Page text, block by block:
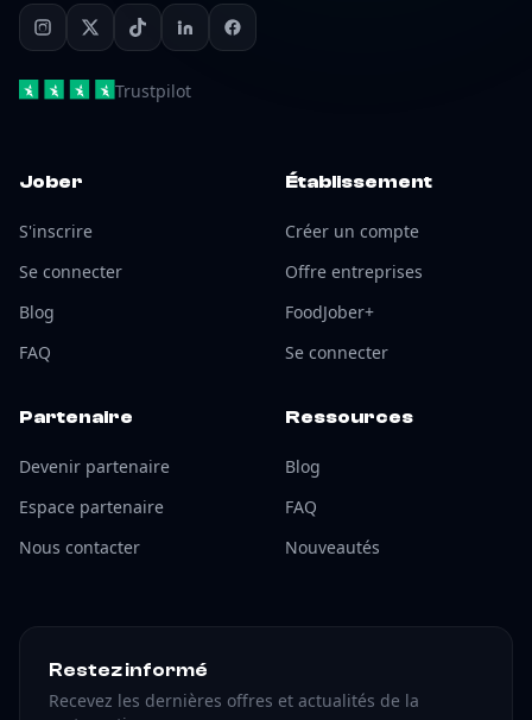
Trustpilot
Jober
S'inscrire
Se connecter
Blog
FAQ
Établissement
Créer un compte
Offre entreprises
FoodJober+
Se connecter
Partenaire
Devenir partenaire
Espace partenaire
Nous contacter
Ressources
Blog
FAQ
Nouveautés
Restez informé
Recevez les dernières offres et actualités de la